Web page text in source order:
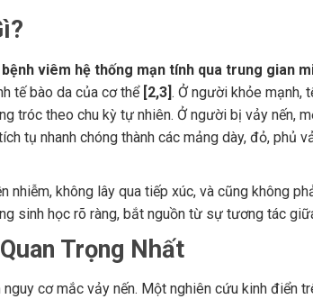
bệnh viêm hệ thống mạn tính qua trung gian
tế bào da của cơ thể [2,3] . Ở người khỏe mạnh,
tróc theo chu kỳ tự nhiên. Ở người bị vảy nến,
tụ nhanh chóng thành các mảng dày, đỏ, phủ
không lây qua tiếp xúc, và cũng không
sinh học rõ ràng, bắt nguồn từ sự tương tác
Trọng Nhất
cơ mắc vảy nến. Một nghiên cứu kinh điển